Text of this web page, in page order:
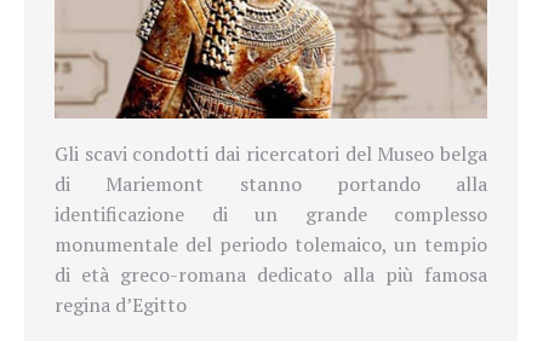
Gli scavi condotti dai ricercatori del Museo belga
di Mariemont stanno portando alla
identificazione di un grande complesso
monumentale del periodo tolemaico, un tempio
di età greco-romana dedicato alla più famosa
regina d’Egitto